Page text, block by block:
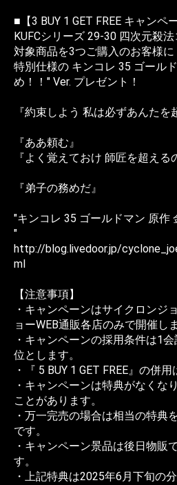
■【3 BUY 1 GET FREE キャンペー
KUFCシリーズ 29-30 四次元殺
対象商品を3つご購入のお客様に
特別仕様の キンコレ 35 ゴール
め！！" Ver. プレゼント！
『約束しよう 私は必ずあんたを
『ああ頼む』
『よく覚えておけ 師匠を超える
『弟子の務めだ』
"キンコレ 35 ゴールドマン 原作
"
http://blog.livedoor.jp/
ml
【注意事項】
・キャンペーンはサイクロンジ
ョーWEB通販各店のみで開催しま
・キャンペーンの採用条件は1
位とします。
・『 5 BUY 1 GET FREE』の併用
・キャンペーンは特典がなくな
ことがあります。
・万一完売の場合は相当の特典
です。
・キャンペーン景品は後日物販
す。
・上記特典は2025年6月下旬の